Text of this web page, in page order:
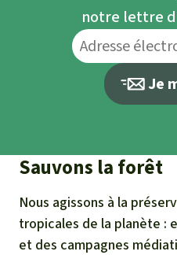
notre lettre
Je
Sauvons la forêt
Nous agissons à la
tropicales de la planète :
et des campagnes